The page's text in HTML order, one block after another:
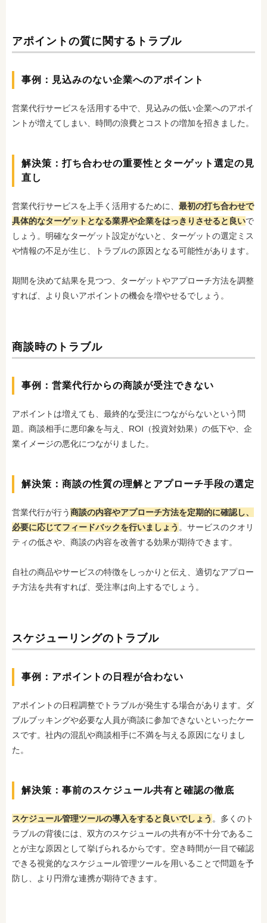
アポイントの質に関するトラブル
事例：見込みのない企業へのアポイント
営業代行サービスを活用する中で、見込みの低い企業へのアポイ
ントが増えてしまい、時間の浪費とコストの増加を招きました。
解決策：打ち合わせの重要性とターゲット選定の見
直し
営業代行サービスを上手く活用するために、 最初の打ち合わせで
具体的なターゲットとなる業界や企業をはっきりさせると良いで
しょう。明確なターゲット設定がないと、ターゲットの選定ミス
や情報の不足が生じ、トラブルの原因となる可能性があります。
期間を決めて結果を見つつ、ターゲットやアプローチ方法を調整
すれば、より良いアポイントの機会を増やせるでしょう。
商談時のトラブル
事例：営業代行からの商談が受注できない
アポイントは増えても、最終的な受注につながらないという問
題。商談相手に悪印象を与え、ROI（投資対効果）の低下や、企
業イメージの悪化につながりました。
解決策：商談の性質の理解とアプローチ手段の選定
営業代行が行う商談の内容やアプローチ方法を定期的に確認し、
必要に応じてフィードバックを行いましょう 。サービスのクオリ
ティの低さや、商談の内容を改善する効果が期待できます。
自社の商品やサービスの特徴をしっかりと伝え、適切なアプロー
チ方法を共有すれば、受注率は向上するでしょう。
スケジューリングのトラブル
事例：アポイントの日程が合わない
アポイントの日程調整でトラブルが発生する場合があります。ダ
ブルブッキングや必要な人員が商談に参加できないといったケー
スです。社内の混乱や商談相手に不満を与える原因になりまし
た。
解決策：事前のスケジュール共有と確認の徹底
スケジュール管理ツールの導入をすると良いでしょう 。 多くのト
ラブルの背後には、双方のスケジュールの共有が不十分であるこ
とが主な原因として挙げられるからです。空き時間が一目で確認
できる視覚的なスケジュール管理ツールを用いることで問題を予
防し、より円滑な連携が期待できます。